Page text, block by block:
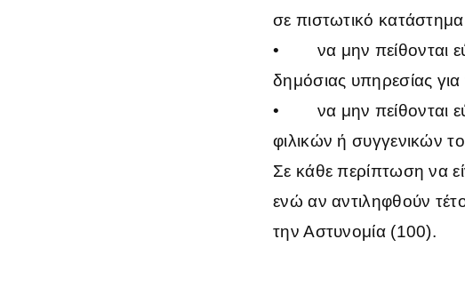
σε πιστωτικό
•
να μην πείθονται
δημόσιας υπηρεσίας
•
να μην πείθονται
φιλικών ή συγγενικών
Σε κάθε περίπτωση να
ενώ αν αντιληφθούν
την Αστυνομία (100).